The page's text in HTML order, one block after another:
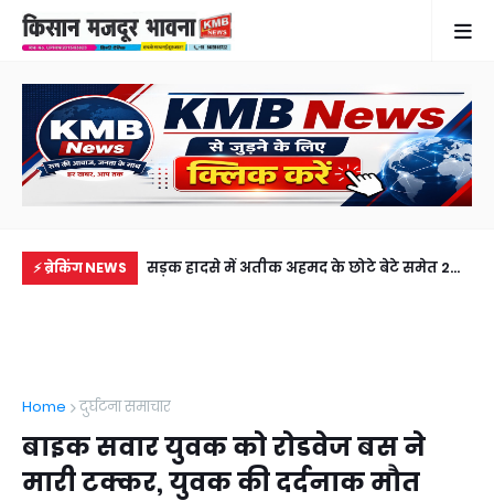
⚡ ब्रेकिंग NEWS
में से नहीं पहुंची एक
सड़क हादसे में अतीक अहमद के छोटे बेटे समेत 2
Home दुर्घटना समाचार
बाइक सवार युवक को रोडवेज बस ने
मारी टक्कर, युवक की दर्दनाक मौत